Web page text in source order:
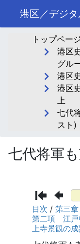
港区／デジ
トップペー
港区
グル
港区
港区
上
七代
スト)
七代将軍